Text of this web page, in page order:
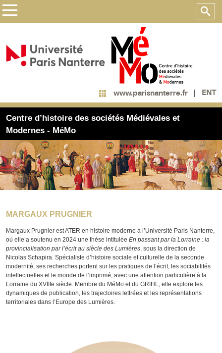
www.parisnanterre.fr ENT
Centre d’histoire des sociétés Médiévales et
Modernes - MéMo
MARGAUX PRUGNIER
Margaux Prugnier est ATER en histoire moderne à l’Université Paris Nanterre,
où elle a soutenu en 2024 une thèse intitulée En passant par la Lorraine : la
provincialisation par l’écrit au siècle des Lumières, sous la direction de
Nicolas Schapira. Spécialiste d’histoire sociale et culturelle de la seconde
modernité, ses recherches portent sur les pratiques de l’écrit, les sociabilités
intellectuelles et le monde de l’imprimé, avec une attention particulière à la
Lorraine du XVIIIe siècle. Membre du MéMo et du GRIHL, elle explore les
dynamiques de publication, les trajectoires lettrées et les représentations
territoriales dans l’Europe des Lumières.